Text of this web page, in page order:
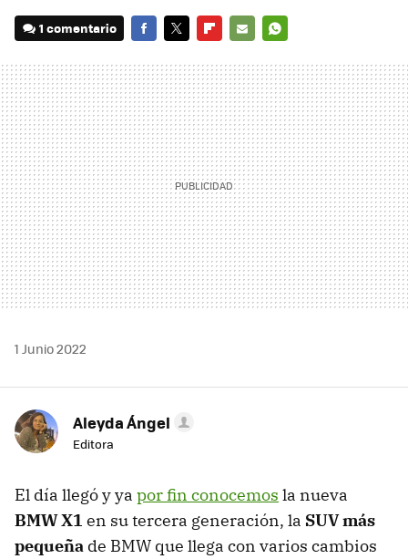
1 comentario
MAIL
1 Junio 2022
Aleyda Ángel
Editora
El día llegó y ya por fin conocemos la nueva
BMW X1 en su tercera generación, la SUV más
pequeña de BMW que llega con varios cambios